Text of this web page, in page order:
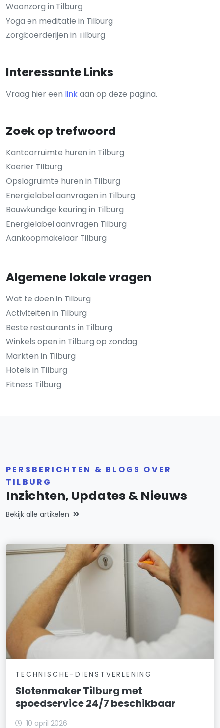
Woonzorg in Tilburg
Yoga en meditatie in Tilburg
Zorgboerderijen in Tilburg
Interessante Links
Vraag hier een linkaan op deze pagina.
Zoek op trefwoord
Kantoorruimte huren in Tilburg
Koerier Tilburg
Opslagruimte huren in Tilburg
Energielabel aanvragen in Tilburg
Bouwkundige keuring in Tilburg
Energielabel aanvragen Tilburg
Aankoopmakelaar Tilburg
Algemene lokale vragen
Wat te doen in Tilburg
Activiteiten in Tilburg
Beste restaurants in Tilburg
Winkels open in Tilburg op zondag
Markten in Tilburg
Hotels in Tilburg
Fitness Tilburg
PERSBERICHTEN & BLOGS OVER
TILBURG
Inzichten, Updates & Nieuws
Bekijk alle artikelen
TECHNISCHE-DIENSTVERLENING
Slotenmaker Tilburg met
spoedservice 24/7 beschikbaar
10 april 2026